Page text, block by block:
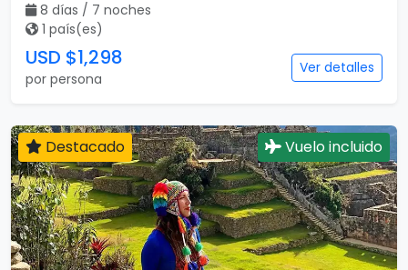
8 días / 7 noches
1 país(es)
USD $1,298
por persona
Ver detalles
Destacado Vuelo incluido